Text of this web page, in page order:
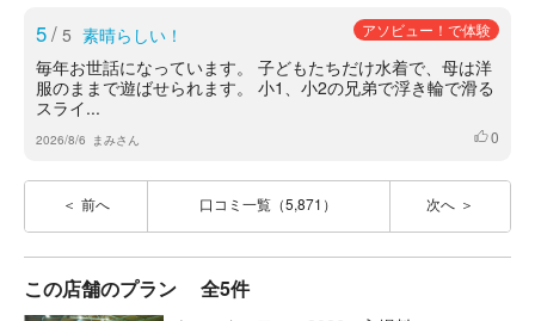
5/ 5 素晴らしい！ アソビュー！で体験
毎年お世話になっています。 子どもたちだけ水着で、母は洋
服のままで遊ばせられます。 小1、小2の兄弟で浮き輪で滑る
スライ...
2026/8/6 まみさん いいね
0
前へ 口コミ一覧（5,871） 次へ
この店舗のプラン 全5件